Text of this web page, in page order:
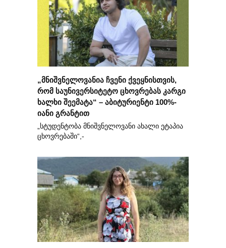
„მნიშვნელოვანია ჩვენი ქვეყნისთვის,
რომ საუნივერსიტეტო ცხოვრებას კარგი
ხალხი შეემატა“ – აბიტურიენტი 100%-
იანი გრანტით
„სტუდენტობა მნიშვნელოვანი ახალი ეტაპია
ცხოვრებაში“,-